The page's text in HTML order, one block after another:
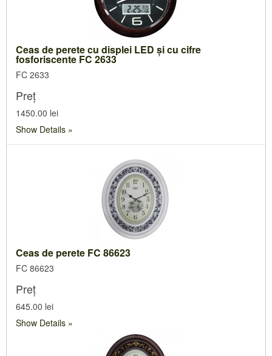
Ceas de perete cu displei LED și cu cifre
fosforiscente FC 2633
FC 2633
Preț
1450.00 lei
Show Details
Ceas de perete FC 86623
FC 86623
Preț
645.00 lei
Show Details